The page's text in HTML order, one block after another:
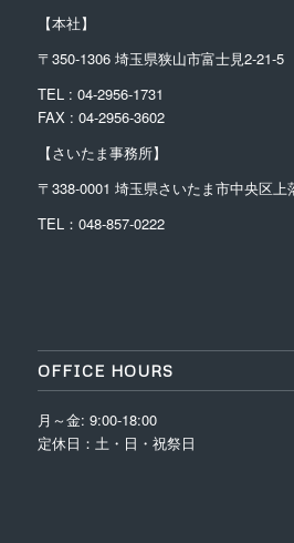
【本社】
〒350-1306 埼玉県狭山市富士見2-21-5
TEL : 04-2956-1731
FAX : 04-2956-3602
【さいたま事務所】
〒338-0001 埼玉県さいたま市中央区上
TEL：048-857-0222
OFFICE HOURS
月～金: 9:00-18:00
定休日：土・日・祝祭日